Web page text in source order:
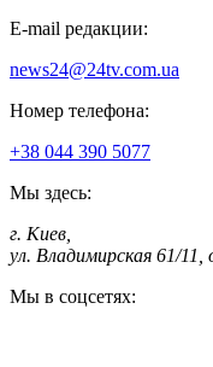
E-mail редакции:
news24@24tv.com.ua
Номер телефона:
+38 044 390 5077
Мы здесь:
г. Киев
ул. Владимирская 61/11,
Мы в соцсетях: